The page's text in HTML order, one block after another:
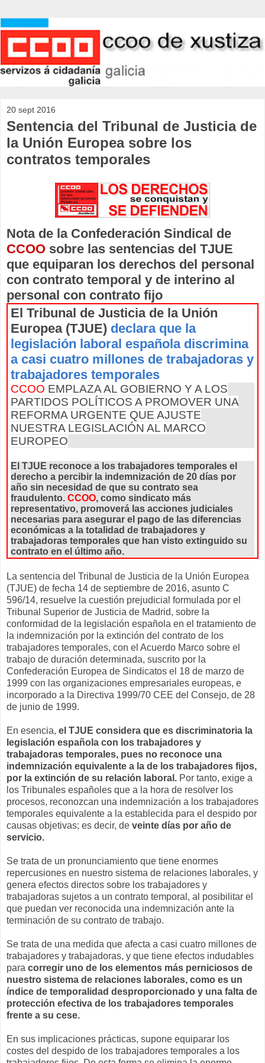
20 sept 2016
Sentencia del Tribunal de Justicia de
la Unión Europea sobre los
contratos temporales
Nota de la Confederación Sindical de
CCOO sobre las sentencias del TJUE
que equiparan los derechos del personal
con contrato temporal y de interino al
personal con contrato fijo
El Tribunal de Justicia de la Unión
Europea (TJUE) declara que la
legislación laboral española discrimina
a casi cuatro millones de trabajadoras y
trabajadores temporales
CCOO EMPLAZA AL GOBIERNO Y A LOS
PARTIDOS POLÍTICOS A PROMOVER UNA
REFORMA URGENTE QUE AJUSTE
NUESTRA LEGISLACIÓN AL MARCO
EUROPEO
El TJUE reconoce a los trabajadores temporales el
derecho a percibir la indemnización de 20 días por
año sin necesidad de que su contrato sea
fraudulento.CCOO, como sindicato más
representativo, promoverá las acciones judiciales
necesarias para asegurar el pago de las diferencias
económicas a la totalidad de trabajadores y
trabajadoras temporales que han visto extinguido su
contrato en el último año.
La sentencia del Tribunal de Justicia de la Unión Europea
(TJUE) de fecha 14 de septiembre de 2016, asunto C
596/14, resuelve la cuestión prejudicial formulada por el
Tribunal Superior de Justicia de Madrid, sobre la
conformidad de la legislación española en el tratamiento de
la indemnización por la extinción del contrato de los
trabajadores temporales, con el Acuerdo Marco sobre el
trabajo de duración determinada, suscrito por la
Confederación Europea de Sindicatos el 18 de marzo de
1999 con las organizaciones empresariales europeas, e
incorporado a la Directiva 1999/70 CEE del Consejo, de 28
de junio de 1999.
En esencia, el TJUE considera que es discriminatoria la
legislación española con los trabajadores y
trabajadoras temporales, pues no reconoce una
indemnización equivalente a la de los trabajadores fijos,
por la extinción de su relación laboral. Por tanto, exige a
los Tribunales españoles que a la hora de resolver los
procesos, reconozcan una indemnización a los trabajadores
temporales equivalente a la establecida para el despido por
causas objetivas; es decir, de veinte días por año de
servicio.
Se trata de un pronunciamiento que tiene enormes
repercusiones en nuestro sistema de relaciones laborales, y
genera efectos directos sobre los trabajadores y
trabajadoras sujetos a un contrato temporal, al posibilitar el
que puedan ver reconocida una indemnización ante la
terminación de su contrato de trabajo.
Se trata de una medida que afecta a casi cuatro millones de
trabajadores y trabajadoras, y que tiene efectos indudables
para corregir uno de los elementos más perniciosos de
nuestro sistema de relaciones laborales, como es un
índice de temporalidad desproporcionado y una falta de
protección efectiva de los trabajadores temporales
frente a su cese.
En sus implicaciones prácticas, supone equiparar los
costes del despido de los trabajadores temporales a los